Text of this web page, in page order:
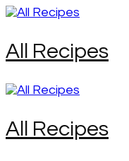
Skip
(Press
Enter)
All Recipes
All Recipes